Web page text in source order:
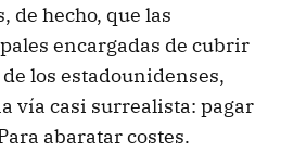
de hecho, que las
encargadas de cubrir
los estadounidenses,
vía casi surrealista: pagar
abaratar costes.